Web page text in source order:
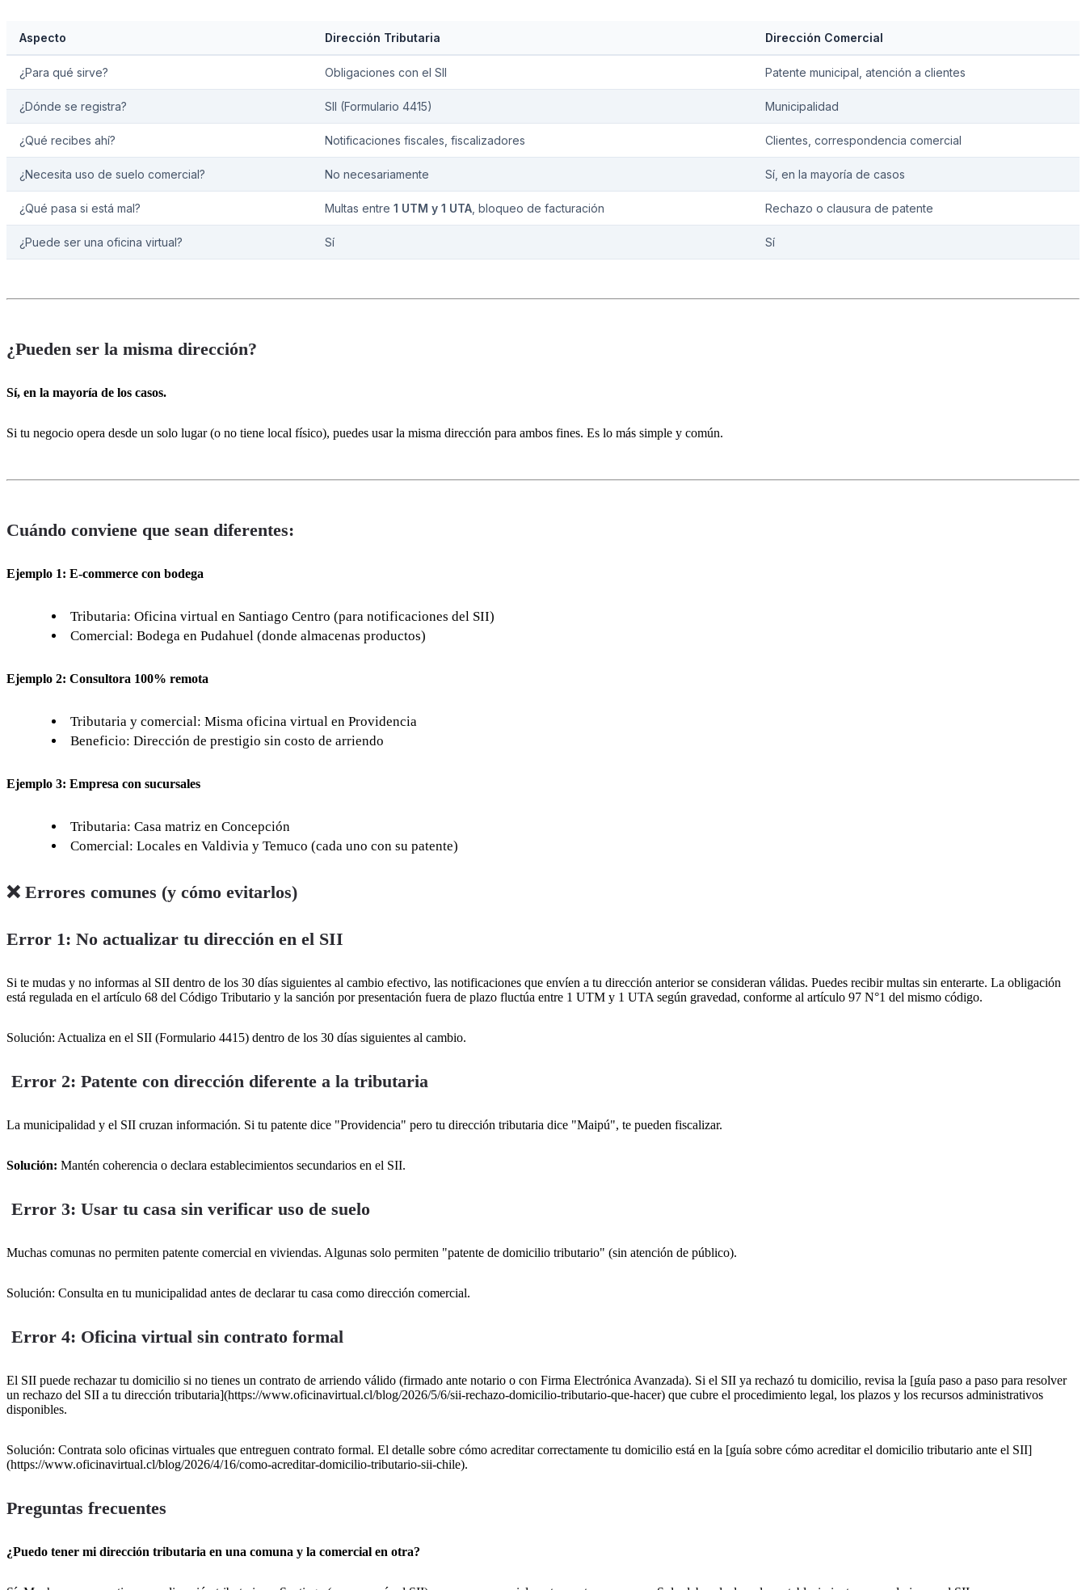
Aspecto Dirección Tributaria Dirección Comercial
¿Para qué sirve? Obligaciones con el SII Patente municipal, atención a clientes
¿Dónde se registra? SII (Formulario 4415) Municipalidad
¿Qué recibes ahí? Notificaciones fiscales, fiscalizadores Clientes, correspondencia comercial
¿Necesita uso de suelo comercial? No necesariamente Sí, en la mayoría de casos
¿Qué pasa si está mal? Multas entre 1 UTM y 1 UTA, bloqueo de facturación Rechazo o clausura de patente
¿Puede ser una oficina virtual? Sí Sí
¿Pueden ser la misma dirección?
Sí, en la mayoría de los casos.
Si tu negocio opera desde un solo lugar (o no tiene local físico), puedes usar la misma dirección para ambos fines. Es lo más simple y común.
Cuándo conviene que sean diferentes:
Ejemplo 1: E-commerce con bodega
Tributaria: Oficina virtual en Santiago Centro (para notificaciones del SII)
Comercial: Bodega en Pudahuel (donde almacenas productos)
Ejemplo 2: Consultora 100% remota
Tributaria y comercial: Misma oficina virtual en Providencia
Beneficio: Dirección de prestigio sin costo de arriendo
Ejemplo 3: Empresa con sucursales
Tributaria: Casa matriz en Concepción
Comercial: Locales en Valdivia y Temuco (cada uno con su patente)
❌ Errores comunes (y cómo evitarlos)
Error 1: No actualizar tu dirección en el SII
Si te mudas y no informas al SII dentro de los 30 días siguientes al cambio efectivo, las notificaciones que envíen a tu dirección anterior se consideran válidas. Puedes recibir multas sin enterarte. La obligación
está regulada en el artículo 68 del Código Tributario y la sanción por presentación fuera de plazo fluctúa entre 1 UTM y 1 UTA según gravedad, conforme al artículo 97 N°1 del mismo código.
Solución: Actualiza en el SII (Formulario 4415) dentro de los 30 días siguientes al cambio.
Error 2: Patente con dirección diferente a la tributaria
La municipalidad y el SII cruzan información. Si tu patente dice "Providencia" pero tu dirección tributaria dice "Maipú", te pueden fiscalizar.
Solución: Mantén coherencia o declara establecimientos secundarios en el SII.
Error 3: Usar tu casa sin verificar uso de suelo
Muchas comunas no permiten patente comercial en viviendas. Algunas solo permiten "patente de domicilio tributario" (sin atención de público).
Solución: Consulta en tu municipalidad antes de declarar tu casa como dirección comercial.
Error 4: Oficina virtual sin contrato formal
El SII puede rechazar tu domicilio si no tienes un contrato de arriendo válido (firmado ante notario o con Firma Electrónica Avanzada). Si el SII ya rechazó tu domicilio, revisa la [guía paso a paso para resolver
un rechazo del SII a tu dirección tributaria](https://www.oficinavirtual.cl/blog/2026/5/6/sii-rechazo-domicilio-tributario-que-hacer) que cubre el procedimiento legal, los plazos y los recursos administrativos
disponibles.
Solución: Contrata solo oficinas virtuales que entreguen contrato formal. El detalle sobre cómo acreditar correctamente tu domicilio está en la [guía sobre cómo acreditar el domicilio tributario ante el SII]
(https://www.oficinavirtual.cl/blog/2026/4/16/como-acreditar-domicilio-tributario-sii-chile).
Preguntas frecuentes
¿Puedo tener mi dirección tributaria en una comuna y la comercial en otra?